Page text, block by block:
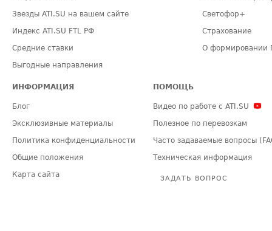
Звезды ATI.SU на вашем сайте
Индекс ATI.SU FTL РФ
Средние ставки
Выгодные направления
Светофор+
Страхование
О формировании
ИНФОРМАЦИЯ
Блог
Эксклюзивные материалы
Политика конфиденциальности
Общие положения
Карта сайта
ПОМОЩЬ
Видео по работе с ATI.SU
Полезное по перевозкам
Часто задаваемые вопросы
Техническая информация
ЗАДАТЬ ВОПРОС